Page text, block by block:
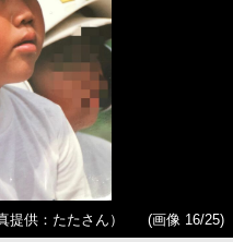
提供：たたさん）
(画像 16/25)